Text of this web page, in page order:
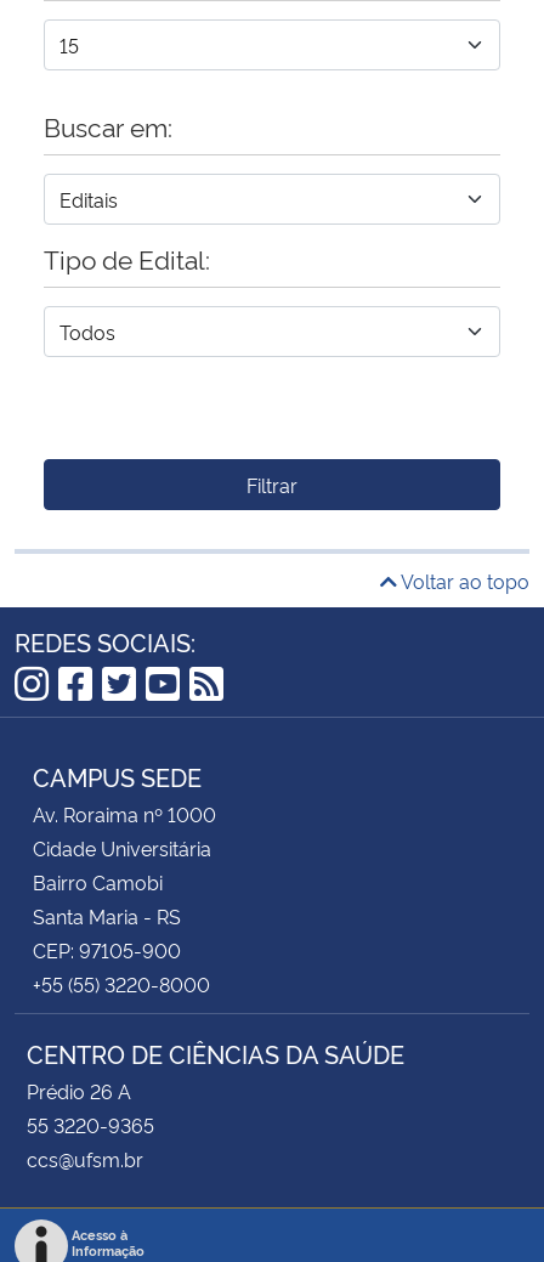
Buscar em:
Tipo de Edital:
Filtrar
Voltar ao topo
REDES SOCIAIS:
Instagram
Facebook
Twitter
YouTube
RSS
CAMPUS SEDE
Av. Roraima nº 1000
Cidade Universitária
Bairro Camobi
Santa Maria - RS
CEP: 97105-900
+55 (55) 3220-8000
CENTRO DE CIÊNCIAS DA SAÚDE
Prédio 26 A
55 3220-9365
ccs@ufsm.br
Acesso à
Informação